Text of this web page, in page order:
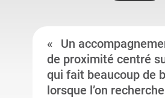
Un
de proximité centré
qui fait beaucoup de
lorsque l’on